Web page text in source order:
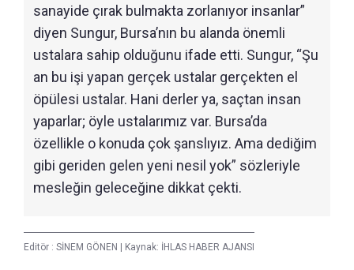
sanayide çırak bulmakta zorlanıyor insanlar”
diyen Sungur, Bursa’nın bu alanda önemli
ustalara sahip olduğunu ifade etti. Sungur, “Şu
an bu işi yapan gerçek ustalar gerçekten el
öpülesi ustalar. Hani derler ya, saçtan insan
yaparlar; öyle ustalarımız var. Bursa’da
özellikle o konuda çok şanslıyız. Ama dediğim
gibi geriden gelen yeni nesil yok” sözleriyle
mesleğin geleceğine dikkat çekti.
Editör : SİNEM GÖNEN Kaynak: İHLAS HABER AJANSI